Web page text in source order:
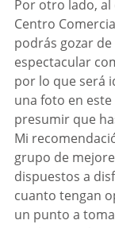
Por otro lado,
Centro
podrás gozar
espectacular
por lo que será
una foto en
presumir que
Mi
grupo de
dispuestos a
cuanto tengan
un punto a